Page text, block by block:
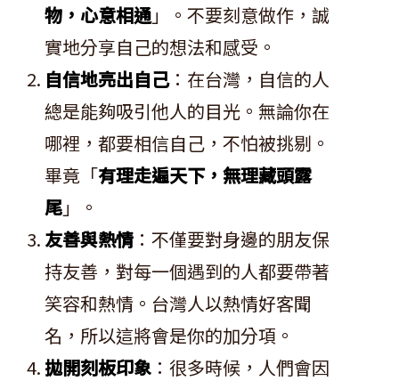
物，心意相通」。不要刻意做作，誠
實地分享自己的想法和感受。
自信地亮出自己：在台灣，自信的人
總是能夠吸引他人的目光。無論你在
哪裡，都要相信自己，不怕被挑剔。
畢竟「有理走遍天下，無理藏頭露
尾」。
友善與熱情 ：不僅要對身邊的朋友保
持友善，對每一個遇到的人都要帶著
笑容和熱情。台灣人以熱情好客聞
名，所以這將會是你的加分項。
拋開刻板印象 ：很多時候，人們會因